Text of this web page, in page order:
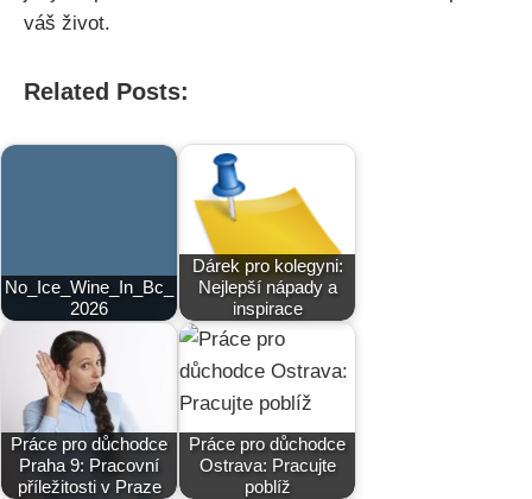
váš život.
Related Posts:
No_Ice_Wine_In_Bc_
2026
Dárek pro kolegyni:
Nejlepší nápady a
inspirace
Práce pro důchodce
Praha 9: Pracovní
příležitosti v Praze
Práce pro důchodce
Ostrava: Pracujte
poblíž